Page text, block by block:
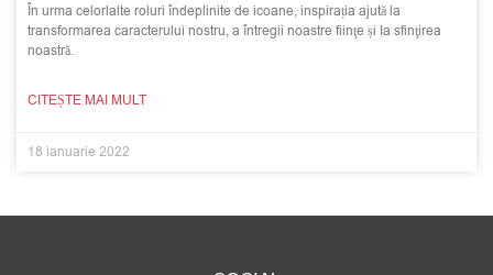
În urma celorlalte roluri îndeplinite de icoane, inspirația ajută la
transformarea caracterului nostru, a întregii noastre fiinţe și Ia sfinţirea
noastră.
CITEȘTE MAI MULT
18 ianuarie 2022